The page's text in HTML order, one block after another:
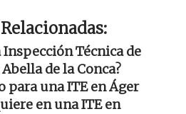
Inspección Técnica de
de la Conca?
para una ITE en Áger
en una ITE en